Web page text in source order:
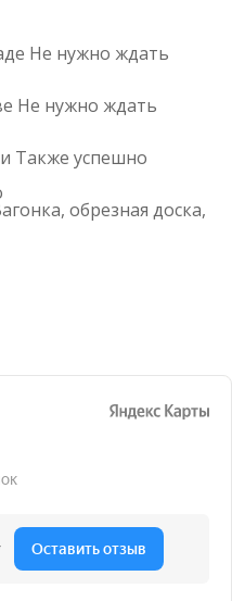
Не нужно ждать
Не нужно ждать
Также успешно
обрезная доска,